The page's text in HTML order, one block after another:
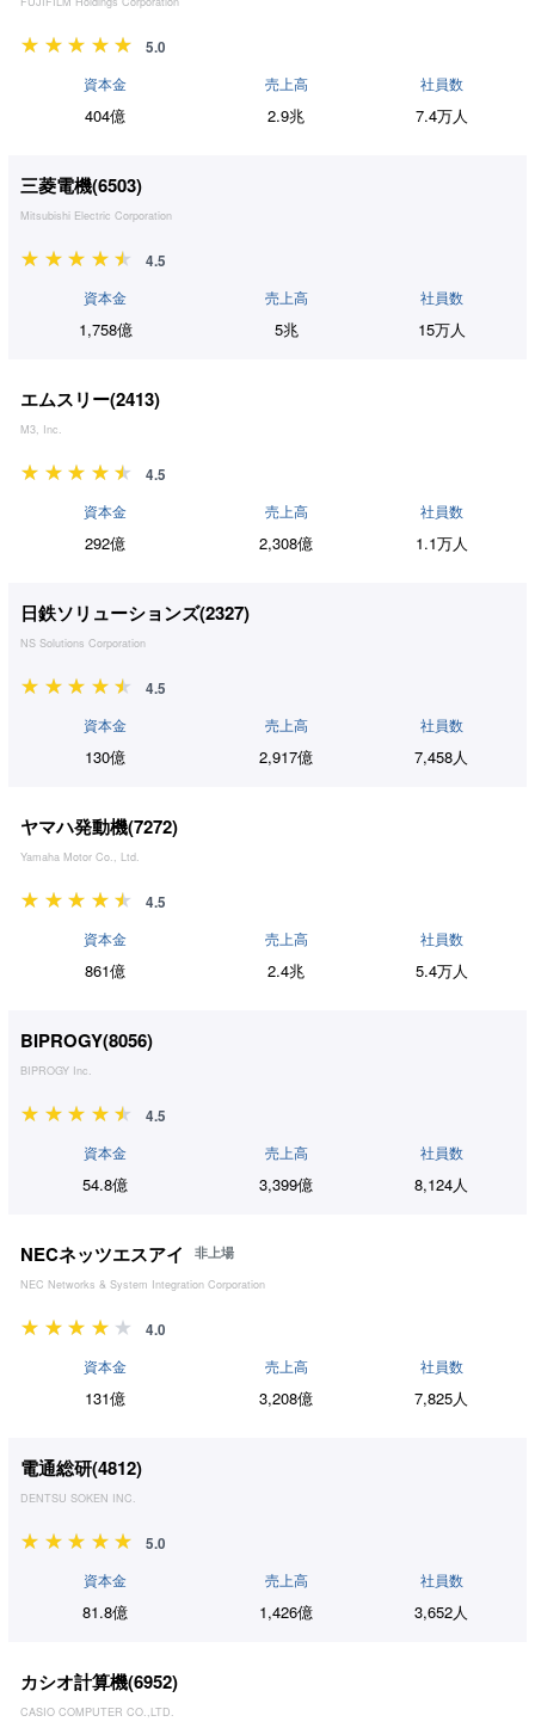
5.0
資本金
404億
売上高
2.9兆
社員数
7.4万人
三菱電機(6503)
Mitsubishi Electric Corporation
4.5
資本金
1,758億
売上高
5兆
社員数
15万人
エムスリー(2413)
M3, Inc.
4.5
資本金
292億
売上高
2,308億
社員数
1.1万人
日鉄ソリューションズ(2327)
NS Solutions Corporation
4.5
資本金
130億
売上高
2,917億
社員数
7,458人
ヤマハ発動機(7272)
Yamaha Motor Co., Ltd.
4.5
資本金
861億
売上高
2.4兆
社員数
5.4万人
BIPROGY(8056)
BIPROGY Inc.
4.5
資本金
54.8億
売上高
3,399億
社員数
8,124人
NECネッツエスアイ 非上場
NEC Networks & System Integration Corporation
4.0
資本金
131億
売上高
3,208億
社員数
7,825人
電通総研(4812)
DENTSU SOKEN INC.
5.0
資本金
81.8億
売上高
1,426億
社員数
3,652人
カシオ計算機(6952)
CASIO COMPUTER CO.,LTD.